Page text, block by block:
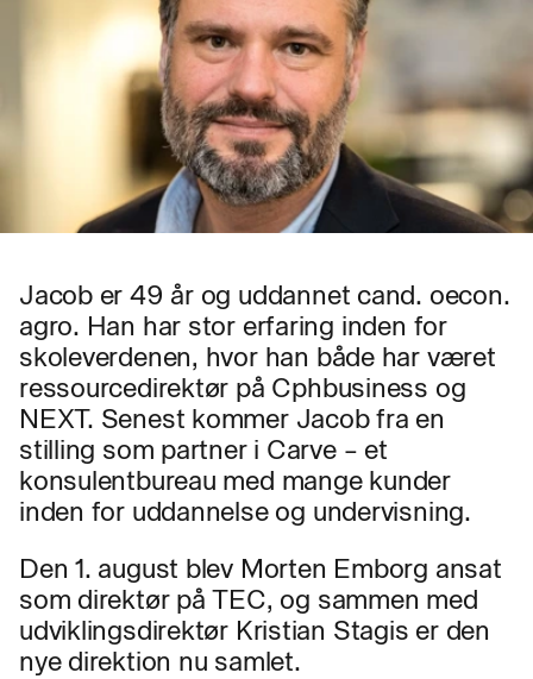
Jacob er 49 år og uddannet cand. oecon.
agro. Han har stor erfaring inden for
skoleverdenen, hvor han både har været
ressourcedirektør på Cphbusiness og
NEXT. Senest kommer Jacob fra en
stilling som partner i Carve – et
konsulentbureau med mange kunder
inden for uddannelse og undervisning.
Den 1. august blev Morten Emborg ansat
som direktør på TEC, og sammen med
udviklingsdirektør Kristian Stagis er den
nye direktion nu samlet.